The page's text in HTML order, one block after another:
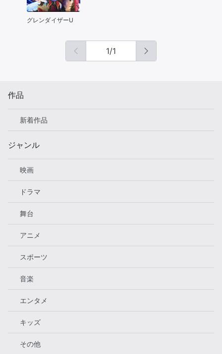
グレンダイザーU
1/1
作品
新着作品
ジャンル
映画
ドラマ
舞台
アニメ
スポーツ
音楽
エンタメ
キッズ
その他